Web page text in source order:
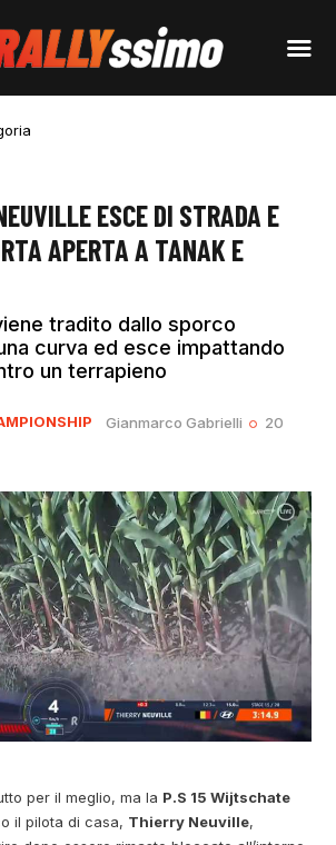
ESCE DI STRADA E
APERTA A TANAK E
tradito dallo sporco
curva ed esce impattando
un terrapieno
Gianmarco Gabrielli
20
per il meglio, ma la P.S 15 Wijtschate
il pilota di casa, Thierry Neuville,